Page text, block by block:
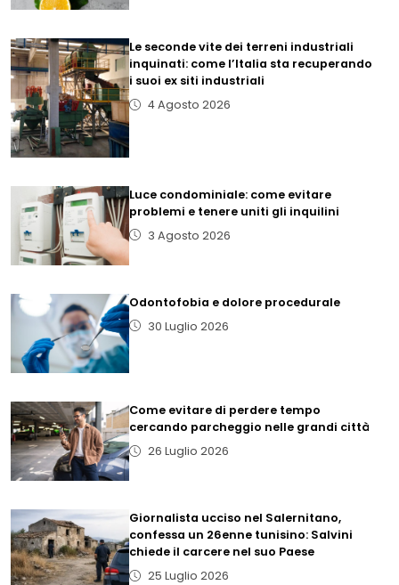
Le seconde vite dei terreni industriali
inquinati: come l’Italia sta recuperando
i suoi ex siti industriali
4 Agosto 2026
Luce condominiale: come evitare
problemi e tenere uniti gli inquilini
3 Agosto 2026
Odontofobia e dolore procedurale
30 Luglio 2026
Come evitare di perdere tempo
cercando parcheggio nelle grandi città
26 Luglio 2026
Giornalista ucciso nel Salernitano,
confessa un 26enne tunisino: Salvini
chiede il carcere nel suo Paese
25 Luglio 2026